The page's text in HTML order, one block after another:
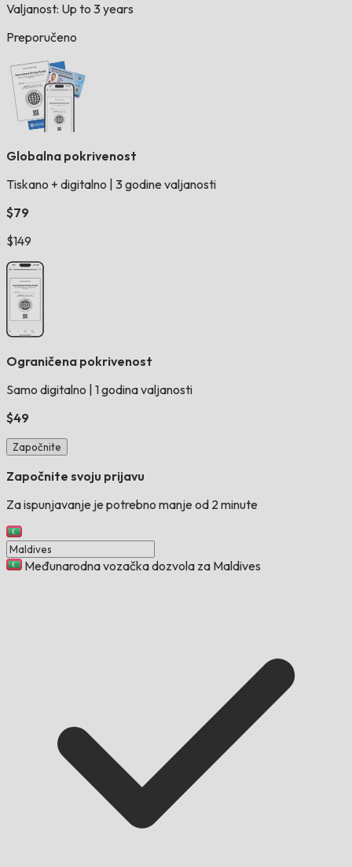
Valjanost: Up to 3 years
Preporučeno
Globalna pokrivenost
Tiskano + digitalno 3 godine valjanosti
$79
$149
Ograničena pokrivenost
Samo digitalno 1 godina valjanosti
$49
Započnite
Započnite svoju prijavu
Za ispunjavanje je potrebno manje od 2 minute
Međunarodna vozačka dozvola za Maldives